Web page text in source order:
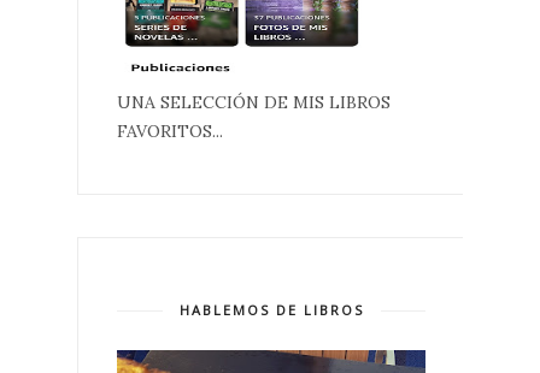
UNA SELECCIÓN DE MIS LIBROS
FAVORITOS...
HABLEMOS DE LIBROS